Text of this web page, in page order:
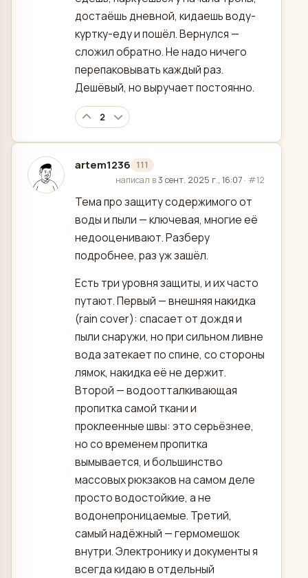
достаёшь дневной, кидаешь воду-
куртку-еду и пошёл. Вернулся —
сложил обратно. Не надо ничего
перепаковывать каждый раз.
Дешёвый, но выручает постоянно.
2
artem1236 111
отредактировано
написал в3 сент. 2025 г., 16:07 · #12
Тема про защиту содержимого от
воды и пыли — ключевая, многие её
недооценивают. Разберу
подробнее, раз уж зашёл.
Есть три уровня защиты, и их часто
путают. Первый — внешняя накидка
(rain cover): спасает от дождя и
пыли снаружи, но при сильном ливне
вода затекает по спине, со стороны
лямок, накидка её не держит.
Второй — водоотталкивающая
пропитка самой ткани и
проклеенные швы: это серьёзнее,
но со временем пропитка
вымывается, и большинство
массовых рюкзаков на самом деле
просто водостойкие, а не
водонепроницаемые. Третий,
самый надёжный — гермомешок
внутри. Электронику и документы я
всегда кидаю в отдельный